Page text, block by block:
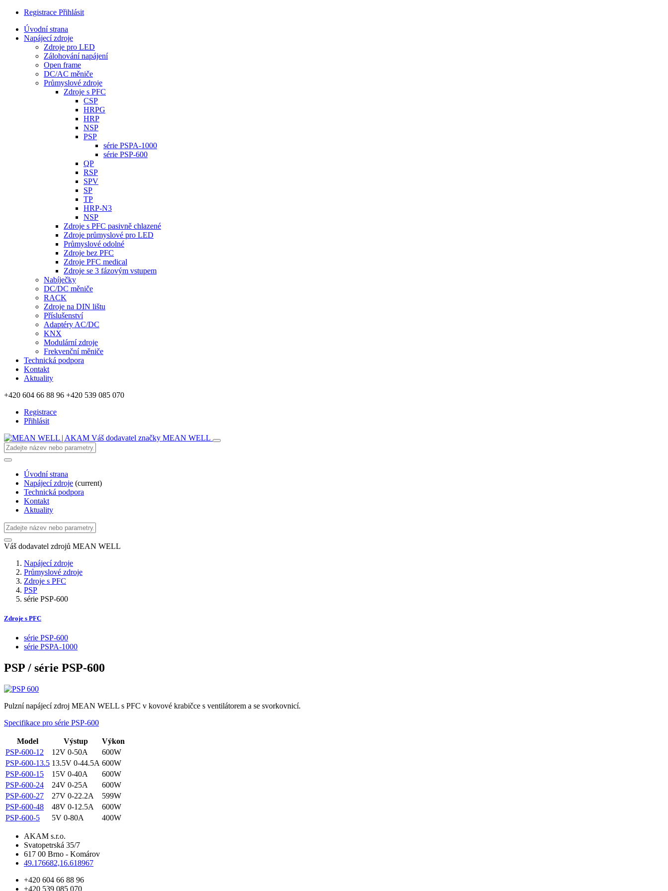
Registrace Přihlásit
Úvodní strana
Napájecí zdroje
Zdroje pro LED
Zálohování napájení
Open frame
DC/AC měniče
Průmyslové zdroje
Zdroje s PFC
CSP
HRPG
HRP
NSP
PSP
série PSPA-1000
série PSP-600
QP
RSP
SPV
SP
TP
HRP-N3
NSP
Zdroje s PFC pasivně chlazené
Zdroje průmyslové pro LED
Průmyslové odolné
Zdroje bez PFC
Zdroje PFC medical
Zdroje se 3 fázovým vstupem
Nabíječky
DC/DC měniče
RACK
Zdroje na DIN lištu
Příslušenství
Adaptéry AC/DC
KNX
Modulární zdroje
Frekvenční měniče
Technická podpora
Kontakt
Aktuality
+420 604 66 88 96 +420 539 085 070
Registrace
Přihlásit
Úvodní strana
Napájecí zdroje (current)
Technická podpora
Kontakt
Aktuality
Váš dodavatel zdrojů MEAN WELL
Napájecí zdroje
Průmyslové zdroje
Zdroje s PFC
PSP
série PSP-600
Zdroje s PFC
série PSP-600
série PSPA-1000
PSP / série PSP-600
Pulzní napájecí zdroj MEAN WELL s PFC v kovové krabičce s ventilátorem a se svorkovnicí.
Specifikace pro série PSP-600
Model Výstup
Výkon
PSP-600-12
12V 0-50A
600W
PSP-600-13.5 13.5V 0-44.5A 600W
PSP-600-15
15V 0-40A
600W
PSP-600-24
24V 0-25A
600W
PSP-600-27
27V 0-22.2A
599W
PSP-600-48
48V 0-12.5A
600W
PSP-600-5
5V 0-80A 400W
AKAM s.r.o.
Svatopetrská 35/7
617 00 Brno - Komárov
49.176682,16.618967
+420 604 66 88 96
+420 539 085 070